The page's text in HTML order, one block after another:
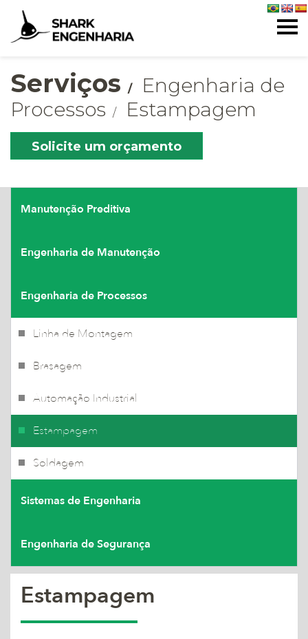
Serviços
Engenharia de
Processos
Estampagem
Solicite um orçamento
Manutenção Preditiva
Engenharia de Manutenção
Engenharia de Processos
Linha de Montagem
Brasagem
Automação Industrial
Estampagem
Soldagem
Sistemas de Engenharia
Engenharia de Segurança
Estampagem